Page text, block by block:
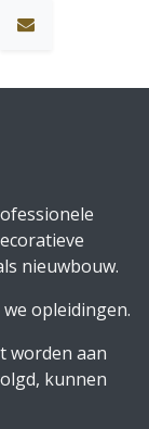
nieuwbouw.
opleidingen.
worden aan
kunnen